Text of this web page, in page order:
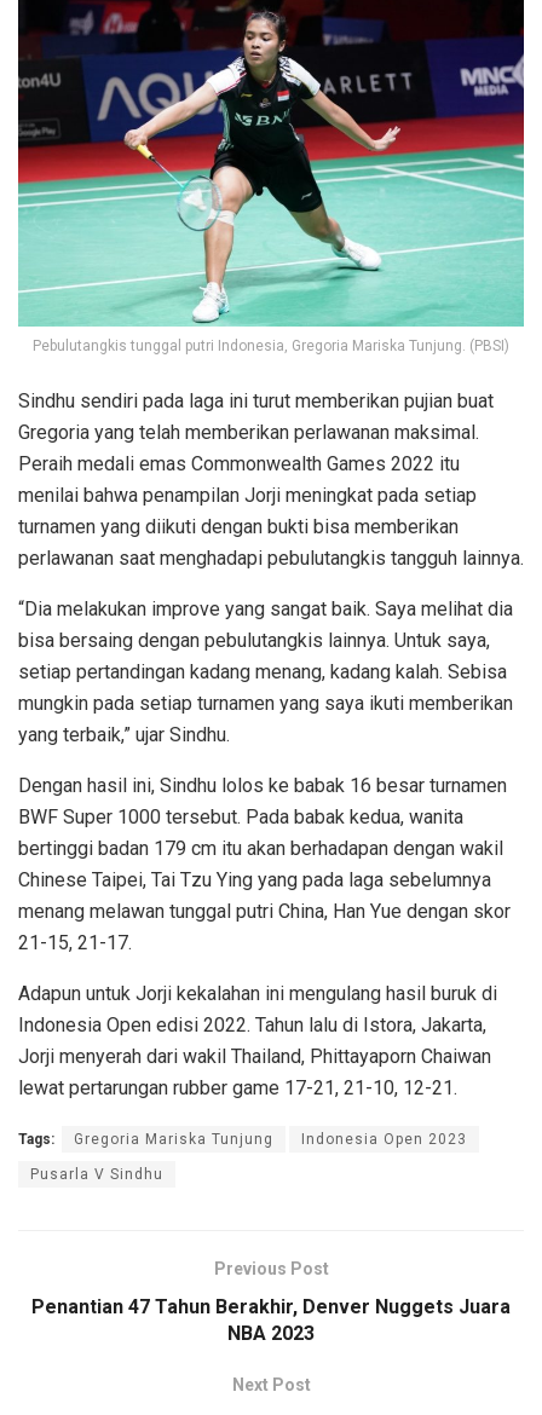
Pebulutangkis tunggal putri Indonesia, Gregoria Mariska Tunjung. (PBSI)
Sindhu sendiri pada laga ini turut memberikan pujian buat
Gregoria yang telah memberikan perlawanan maksimal.
Peraih medali emas Commonwealth Games 2022 itu
menilai bahwa penampilan Jorji meningkat pada setiap
turnamen yang diikuti dengan bukti bisa memberikan
perlawanan saat menghadapi pebulutangkis tangguh lainnya.
“Dia melakukan improve yang sangat baik. Saya melihat dia
bisa bersaing dengan pebulutangkis lainnya. Untuk saya,
setiap pertandingan kadang menang, kadang kalah. Sebisa
mungkin pada setiap turnamen yang saya ikuti memberikan
yang terbaik,” ujar Sindhu.
Dengan hasil ini, Sindhu lolos ke babak 16 besar turnamen
BWF Super 1000 tersebut. Pada babak kedua, wanita
bertinggi badan 179 cm itu akan berhadapan dengan wakil
Chinese Taipei, Tai Tzu Ying yang pada laga sebelumnya
menang melawan tunggal putri China, Han Yue dengan skor
21-15, 21-17.
Adapun untuk Jorji kekalahan ini mengulang hasil buruk di
Indonesia Open edisi 2022. Tahun lalu di Istora, Jakarta,
Jorji menyerah dari wakil Thailand, Phittayaporn Chaiwan
lewat pertarungan rubber game 17-21, 21-10, 12-21.
Tags: Gregoria Mariska Tunjung Indonesia Open 2023
Pusarla V Sindhu
Previous Post
Penantian 47 Tahun Berakhir, Denver Nuggets Juara
NBA 2023
Next Post